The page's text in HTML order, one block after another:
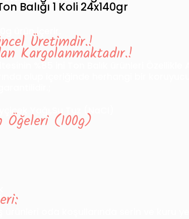
Balığı 1 Koli 24x140gr
ürün içerir.Üretimdir.!
Kargolanmaktadır.!
%85 ini Ton Balık ürünleri
Yağı,Su Tuz (NaCI)
(100g)
ürünleri oda koşullarında serin ve kuru